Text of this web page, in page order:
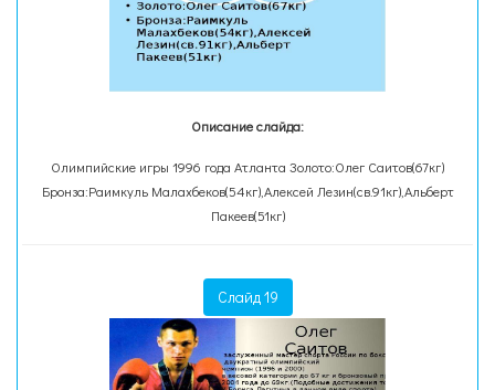
Описание слайда:
Олимпийские игры 1996 года Атланта Золото:Олег Саитов(67кг)
Бронза:Раимкуль Малахбеков(54кг),Алексей Лезин(св.91кг),Альберт
Пакеев(51кг)
Слайд 19